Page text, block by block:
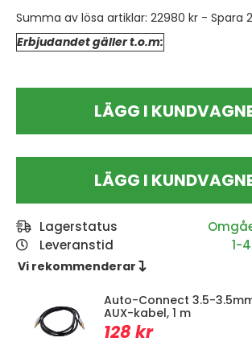
Summa av lösa artiklar: 22980 kr - Spara
Erbjudandet gäller t.o.m:
LÄGG I
LÄGG I
Lagerstatus
Leveranstid
1-
Vi rekommenderar 
Auto-Connect 3.5-
AUX-kabel, 1 m
128 kr